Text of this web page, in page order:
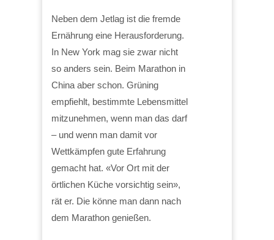
Neben dem Jetlag ist die fremde
Ernährung eine Herausforderung.
In New York mag sie zwar nicht
so anders sein. Beim Marathon in
China aber schon. Grüning
empfiehlt, bestimmte Lebensmittel
mitzunehmen, wenn man das darf
– und wenn man damit vor
Wettkämpfen gute Erfahrung
gemacht hat. «Vor Ort mit der
örtlichen Küche vorsichtig sein»,
rät er. Die könne man dann nach
dem Marathon genießen.